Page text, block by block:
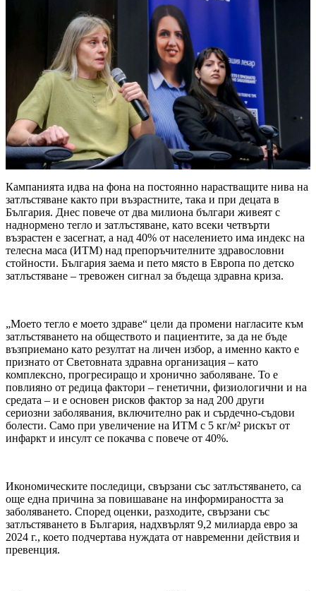
Кампанията идва на фона на постоянно нарастващите нива на
затлъстяване както при възрастните, така и при децата в
България. Днес повече от два милиона българи живеят с
наднормено тегло и затлъстяване, като всеки четвърти
възрастен е засегнат, а над 40% от населението има индекс на
телесна маса (ИТМ) над препоръчителните здравословни
стойности. България заема и пето място в Европа по детско
затлъстяване – тревожен сигнал за бъдеща здравна криза.
„Моето тегло е моето здраве“ цели да промени нагласите към
затлъстяването на обществото и пациентите, за да не бъде
възприемано като резултат на личен избор, а именно както е
признато от Световната здравна организация – като
комплексно, прогресиращо и хронично заболяване. То е
повлияно от редица фактори – генетични, физиологични и на
средата – и е основен рисков фактор за над 200 други
сериозни заболявания, включително рак и сърдечно-съдови
болести. Само при увеличение на ИТМ с 5 кг/м² рискът от
инфаркт и инсулт се покачва с повече от 40%.
Икономическите последици, свързани със затлъстяването, са
още една причина за повишаване на информираността за
заболяването. Според оценки, разходите, свързани със
затлъстяването в България, надхвърлят 9,2 милиарда евро за
2024 г., което подчертава нуждата от навременни действия и
превенция.